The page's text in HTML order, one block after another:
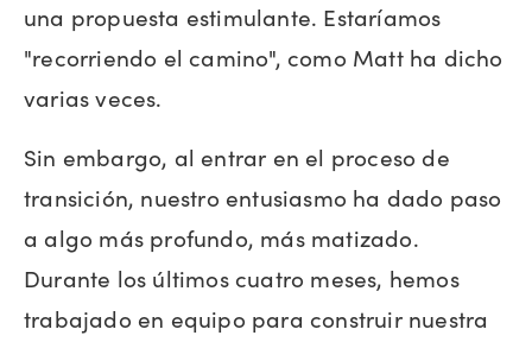
una propuesta estimulante. Estaríamos
"recorriendo el camino", como Matt ha dicho
varias veces.
Sin embargo, al entrar en el proceso de
transición, nuestro entusiasmo ha dado paso
a algo más profundo, más matizado.
Durante los últimos cuatro meses, hemos
trabajado en equipo para construir nuestra